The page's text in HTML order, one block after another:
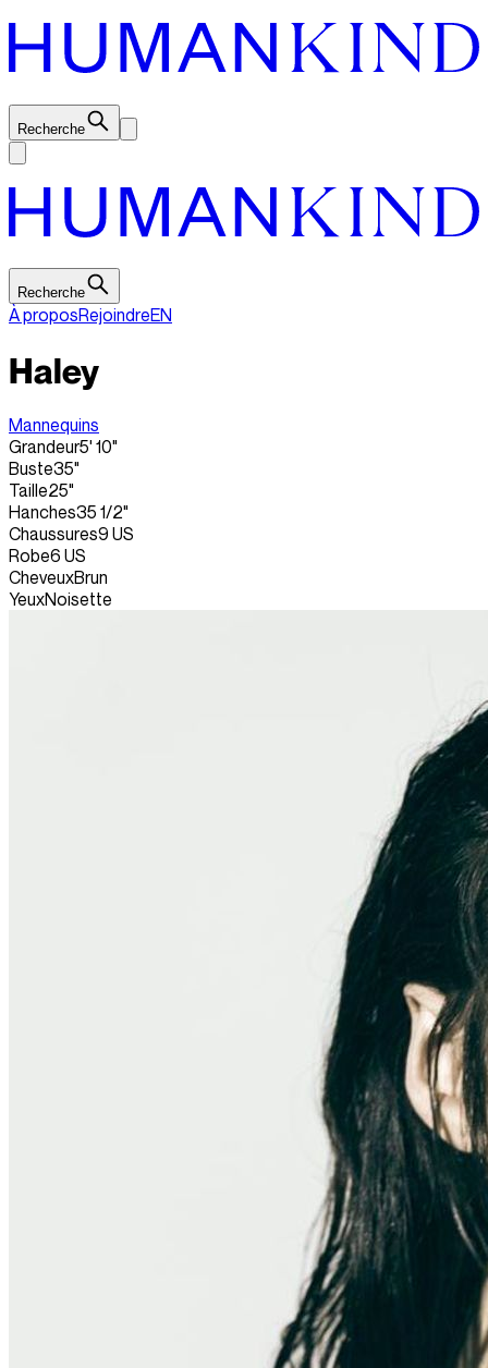
Recherche
Recherche
À proposRejoindreEN
Haley
Mannequins
Grandeur5' 10"
Buste35"
Taille25"
Hanches35 1/2"
Chaussures9 US
Robe6 US
CheveuxBrun
YeuxNoisette